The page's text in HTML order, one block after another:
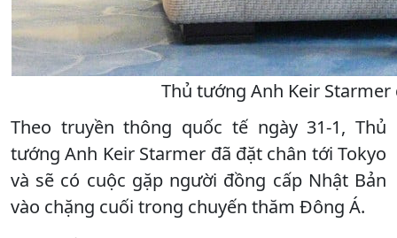
Thủ tướng Anh Keir
Theo truyền thông quốc tế ngày 31-1, Thủ
tướng Anh Keir Starmer đã đặt chân tới Tokyo
và sẽ có cuộc gặp người đồng cấp Nhật Bản
vào chặng cuối trong chuyến thăm Đông Á.